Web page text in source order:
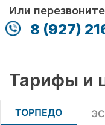
Или
8 (927)
Тарифы и
ТОРПЕДО